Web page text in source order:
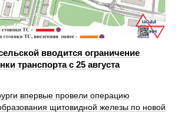
вводится ограничение
транспорта с 25 августа
впервые провели операцию
щитовидной железы по новой